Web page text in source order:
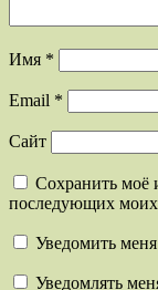
Имя *
Email *
Сайт
Сохранить моё
последующих
Уведомить
Уведомлять